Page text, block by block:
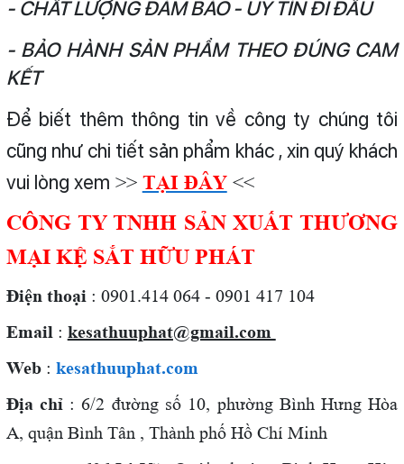
- CHẤT LƯỢNG ĐẢM BẢO - UY TÍN ĐI ĐẦU
- BẢO HÀNH SẢN PHẨM THEO ĐÚNG CAM
KẾT
Để biết thêm thông tin về công ty chúng tôi
cũng như chi tiết sản phẩm khác , xin quý khách
vui lòng xem >> TẠI ĐÂY<<
CÔNG TY TNHH SẢN XUẤT THƯƠNG
MẠI KỆ SẮT HỮU PHÁT
Điện thoại: 0901.414 064 - 0901 417 104
Email: kesathuuphat@gmail.com
Web : kesathuuphat.com
Địa chỉ : 6/2 đường số 10, phường Bình Hưng Hòa
A, quận Bình Tân , Thành phố Hồ Chí Minh